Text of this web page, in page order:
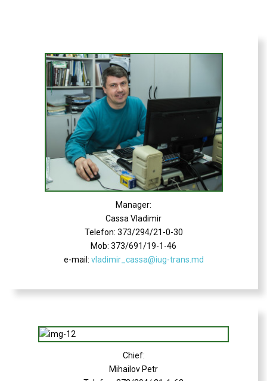
Manager:
Cassa Vladimir
Telefon: 373/294/21-0-30
Mob: 373/691/19-1-46
e-mail: vladimir_cassa@iug-trans.md
Chief:
Mihailov Petr